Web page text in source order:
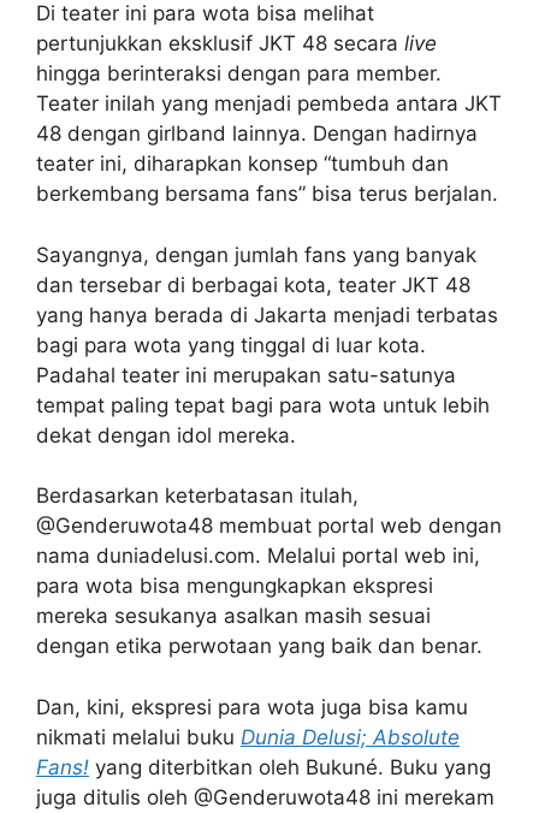
Di teater ini para wota bisa melihat
pertunjukkan eksklusif JKT 48 secara live
hingga berinteraksi dengan para member.
Teater inilah yang menjadi pembeda antara JKT
48 dengan girlband lainnya. Dengan hadirnya
teater ini, diharapkan konsep “tumbuh dan
berkembang bersama fans” bisa terus berjalan.
Sayangnya, dengan jumlah fans yang banyak
dan tersebar di berbagai kota, teater JKT 48
yang hanya berada di Jakarta menjadi terbatas
bagi para wota yang tinggal di luar kota.
Padahal teater ini merupakan satu-satunya
tempat paling tepat bagi para wota untuk lebih
dekat dengan idol mereka.
Berdasarkan keterbatasan itulah,
@Genderuwota48 membuat portal web dengan
nama duniadelusi.com. Melalui portal web ini,
para wota bisa mengungkapkan ekspresi
mereka sesukanya asalkan masih sesuai
dengan etika perwotaan yang baik dan benar.
Dan, kini, ekspresi para wota juga bisa kamu
nikmati melalui buku Dunia Delusi; Absolute
Fans! yang diterbitkan oleh Bukuné. Buku yang
juga ditulis oleh @Genderuwota48 ini merekam